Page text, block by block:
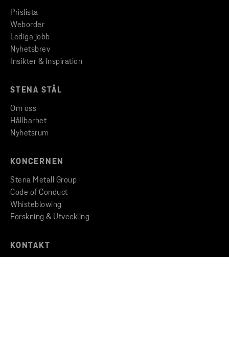
Prislista
Weborder
Lediga jobb
Nyhetsbrev
Insikter & Inspiration
STENA STÅL
Om oss
Hållbarhet
Nyhetsrum
KONCERNEN
Stena Metall Group
Code of Conduct
Whisteblowing
Forskning & Utveckling
KONTAKT